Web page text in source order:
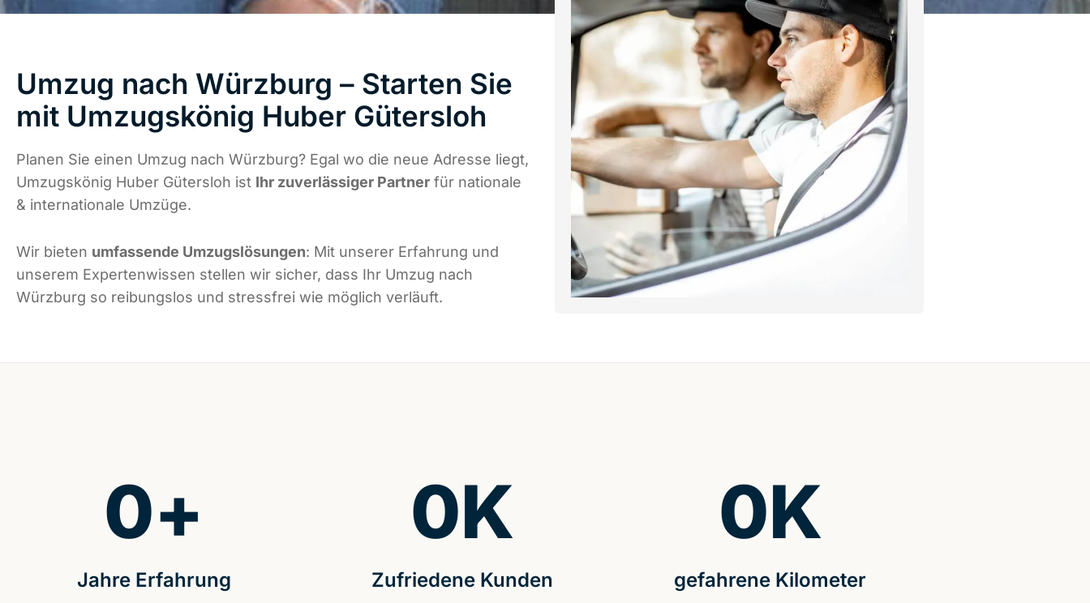
Umzug nach Würzburg – Starten Sie
mit Umzugskönig Huber Gütersloh
Planen Sie einen Umzug nach Würzburg? Egal wo die neue Adresse liegt,
Umzugskönig Huber Gütersloh ist Ihr zuverlässiger Partner für nationale
& internationale Umzüge.
Wir bieten umfassende Umzugslösungen: Mit unserer Erfahrung und
unserem Expertenwissen stellen wir sicher, dass Ihr Umzug nach
Würzburg so reibungslos und stressfrei wie möglich verläuft.
Jahre Erfahrung
0+
Zufriedene Kunden
0K
gefahrene Kilometer
0K